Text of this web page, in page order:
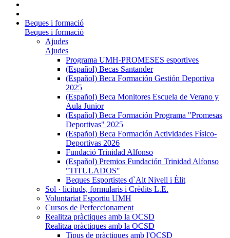
Beques i formació
Beques i formació
Ajudes
Ajudes
Programa UMH-PROMESES esportives
(Español) Becas Santander
(Español) Beca Formación Gestión Deportiva
2025
(Español) Beca Monitores Escuela de Verano y
Aula Junior
(Español) Beca Formación Programa "Promesas
Deportivas" 2025
(Español) Beca Formación Actividades Físico-
Deportivas 2026
Fundació Trinidad Alfonso
(Español) Premios Fundación Trinidad Alfonso
"TITULADOS"
Beques Esportistes d`Alt Nivell i Èlit
Sol · licituds, formularis i Crèdits L.E.
Voluntariat Esportiu UMH
Cursos de Perfeccionament
Realitza pràctiques amb la OCSD
Realitza pràctiques amb la OCSD
Tipus de pràctiques amb l'OCSD